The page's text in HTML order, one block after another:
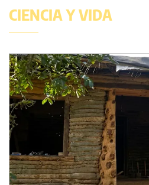
CIENCIA Y VIDA